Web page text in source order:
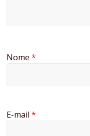
Nome*
E-mail*